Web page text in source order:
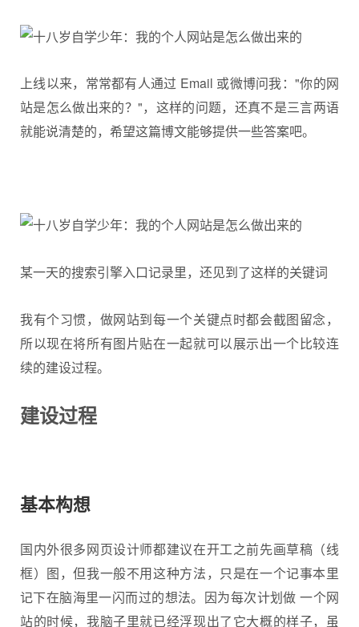
上线以来，常常都有人通过 Email 或微博问我："你的网
站是怎么做出来的？"，这样的问题，还真不是三言两语
就能说清楚的，希望这篇博文能够提供一些答案吧。
某一天的搜索引擎入口记录里，还见到了这样的关键词
我有个习惯，做网站到每一个关键点时都会截图留念，
所以现在将所有图片贴在一起就可以展示出一个比较连
续的建设过程。
建设过程
基本构想
国内外很多网页设计师都建议在开工之前先画草稿（线
框）图，但我一般不用这种方法，只是在一个记事本里
记下在脑海里一闪而过的想法。因为每次计划做 一个网
站的时候，我脑子里就已经浮现出了它大概的样子，虽